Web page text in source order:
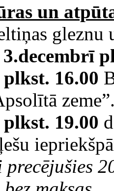
un
gleznu
3.decembrī
16.00
19.00